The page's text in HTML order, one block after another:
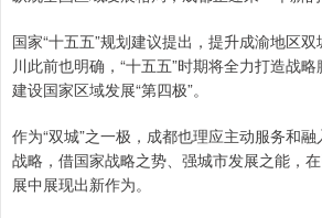
国家“十五五”规划建议提出，提升成渝地区
川此前也明确，“十五五”时期将全力打造战
建设国家区域发展“第四极”。
作为“双城”之一极，成都也理应主动服务和
战略，借国家战略之势、强城市发展之能，
展中展现出新作为。